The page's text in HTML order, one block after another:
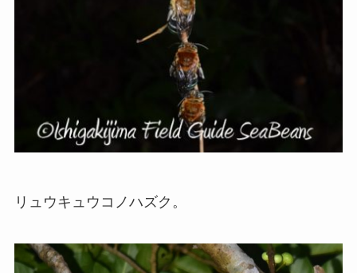
リュウキュウコノハズク。